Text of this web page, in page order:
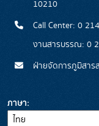
10210
Call Center: 0
งานสารบรรณ: 0
ฝ่ายจัดการภูมิสาร
ภาษา